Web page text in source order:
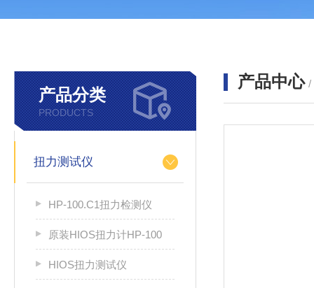
产品分类
PRODUCTS
扭力测试仪
HP-100.C1扭力检测仪
原装HIOS扭力计HP-100
HIOS扭力测试仪
产品中心 /